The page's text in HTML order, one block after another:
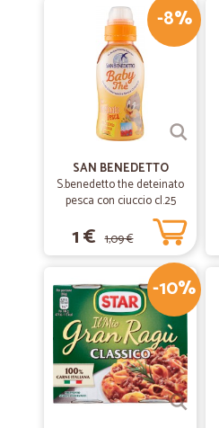
-8%
SAN BENEDETTO
S.benedetto the deteinato
pesca con ciuccio cl.25
1 € 1,09 €
-10%